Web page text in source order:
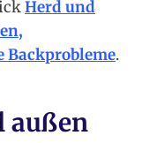
Herd und
.
außen